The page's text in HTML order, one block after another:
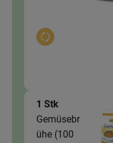
Auswahl ändern
1 Stk
Gemüsebr
ühe (100